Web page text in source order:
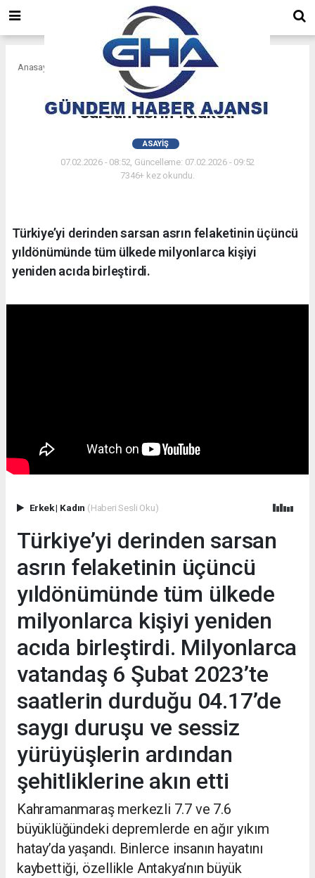
Anasayfa
Üç yıl öne Türkiye’yi derinden
sarsan asrın felaketi
ASAYIŞ
07.02.2026 - 08:52, Güncelleme: 07.02.2026 - 09:52
7346+ kez okundu.
Türkiye’yi derinden sarsan asrın felaketinin üçüncü
yıldönümünde tüm ülkede milyonlarca kişiyi
yeniden acıda birleştirdi.
Erkek| Kadın (Haberi Sesli Oku)
Türkiye’yi derinden sarsan
asrın felaketinin üçüncü
yıldönümünde tüm ülkede
milyonlarca kişiyi yeniden
acıda birleştirdi. Milyonlarca
vatandaş 6 Şubat 2023’te
saatlerin durduğu 04.17’de
saygı duruşu ve sessiz
yürüyüşlerin ardından
şehitliklerine akın etti
Kahramanmaraş merkezli 7.7 ve 7.6
büyüklüğündeki depremlerde en ağır yıkım
hatay’da yaşandı. Binlerce insanın hayatını
kaybettiği, özellikle Antakya’nın büyük